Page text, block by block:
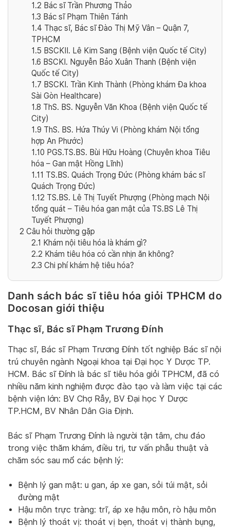
1.2 Bác sĩ Trần Phương Thảo
1.3 Bác sĩ Phạm Thiên Tánh
1.4 Thạc sĩ, Bác sĩ Đào Thị Mỹ Vân – Quận 7,
TPHCM
1.5 BSCKII. Lê Kim Sang (Bệnh viện Quốc tế City)
1.6 BSCKI. Nguyễn Bảo Xuân Thanh (Bệnh viện
Quốc tế City)
1.7 BSCKI. Trần Kinh Thành (Phòng khám Đa khoa
Sài Gòn Healthcare)
1.8 ThS. BS. Nguyễn Văn Khoa (Bệnh viện Quốc tế
City)
1.9 ThS. BS. Hứa Thúy Vi (Phòng khám Nội tổng
hợp An Phước)
1.10 PGS.TS.BS. Bùi Hữu Hoàng (Chuyên khoa Tiêu
hóa – Gan mật Hồng Lĩnh)
1.11 TS.BS. Quách Trọng Đức (Phòng khám bác sĩ
Quách Trọng Đức)
1.12 TS.BS. Lê Thị Tuyết Phượng (Phòng mạch Nội
tổng quát – Tiêu hóa gan mật của TS.BS Lê Thị
Tuyết Phượng)
2 Câu hỏi thường gặp
2.1 Khám nội tiêu hóa là khám gì?
2.2 Khám tiêu hóa có cần nhịn ăn không?
2.3 Chi phí khám hệ tiêu hóa?
Danh sách bác sĩ tiêu hóa giỏi TPHCM do
Docosan giới thiệu
Thạc sĩ, Bác sĩ Phạm Trương Đính
Thạc sĩ, Bác sĩ Phạm Trương Đính tốt nghiệp Bác sĩ nội
trú chuyên ngành Ngoại khoa tại Đại học Y Dược TP.
HCM. Bác sĩ Đính là bác sĩ tiêu hóa giỏi TPHCM, đã có
nhiều năm kinh nghiệm được đào tạo và làm việc tại các
bệnh viện lớn: BV Chợ Rẫy, BV Đại học Y Dược
TP.HCM, BV Nhân Dân Gia Định.
Bác sĩ Phạm Trương Đính là người tận tâm, chu đáo
trong việc thăm khám, điều trị, tư vấn phẫu thuật và
chăm sóc sau mổ các bệnh lý:
Bệnh lý gan mật: u gan, áp xe gan, sỏi túi mật, sỏi
đường mật
Hậu môn trực tràng: trĩ, áp xe hậu môn, rò hậu môn
Bệnh lý thoát vị: thoát vị bẹn, thoát vị thành bụng,